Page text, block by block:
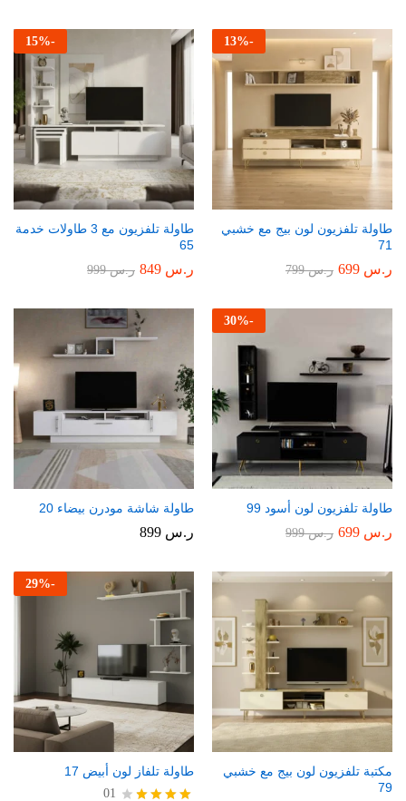
-
13%
طاولة تلفزيون لون بيج مع خشبي
71
ر.س ر.س799
-
15%
طاولة تلفزيون مع 3 طاولات خدمة
65
ر.س ر.س999
-
30%
طاولة تلفزيون لون أسود 99
ر.س ر.س999
طاولة شاشة مودرن بيضاء 20
ر.س
مكتبة تلفزيون لون بيج مع خشبي
79
-
29%
طاولة تلفاز لون أبيض 17
01